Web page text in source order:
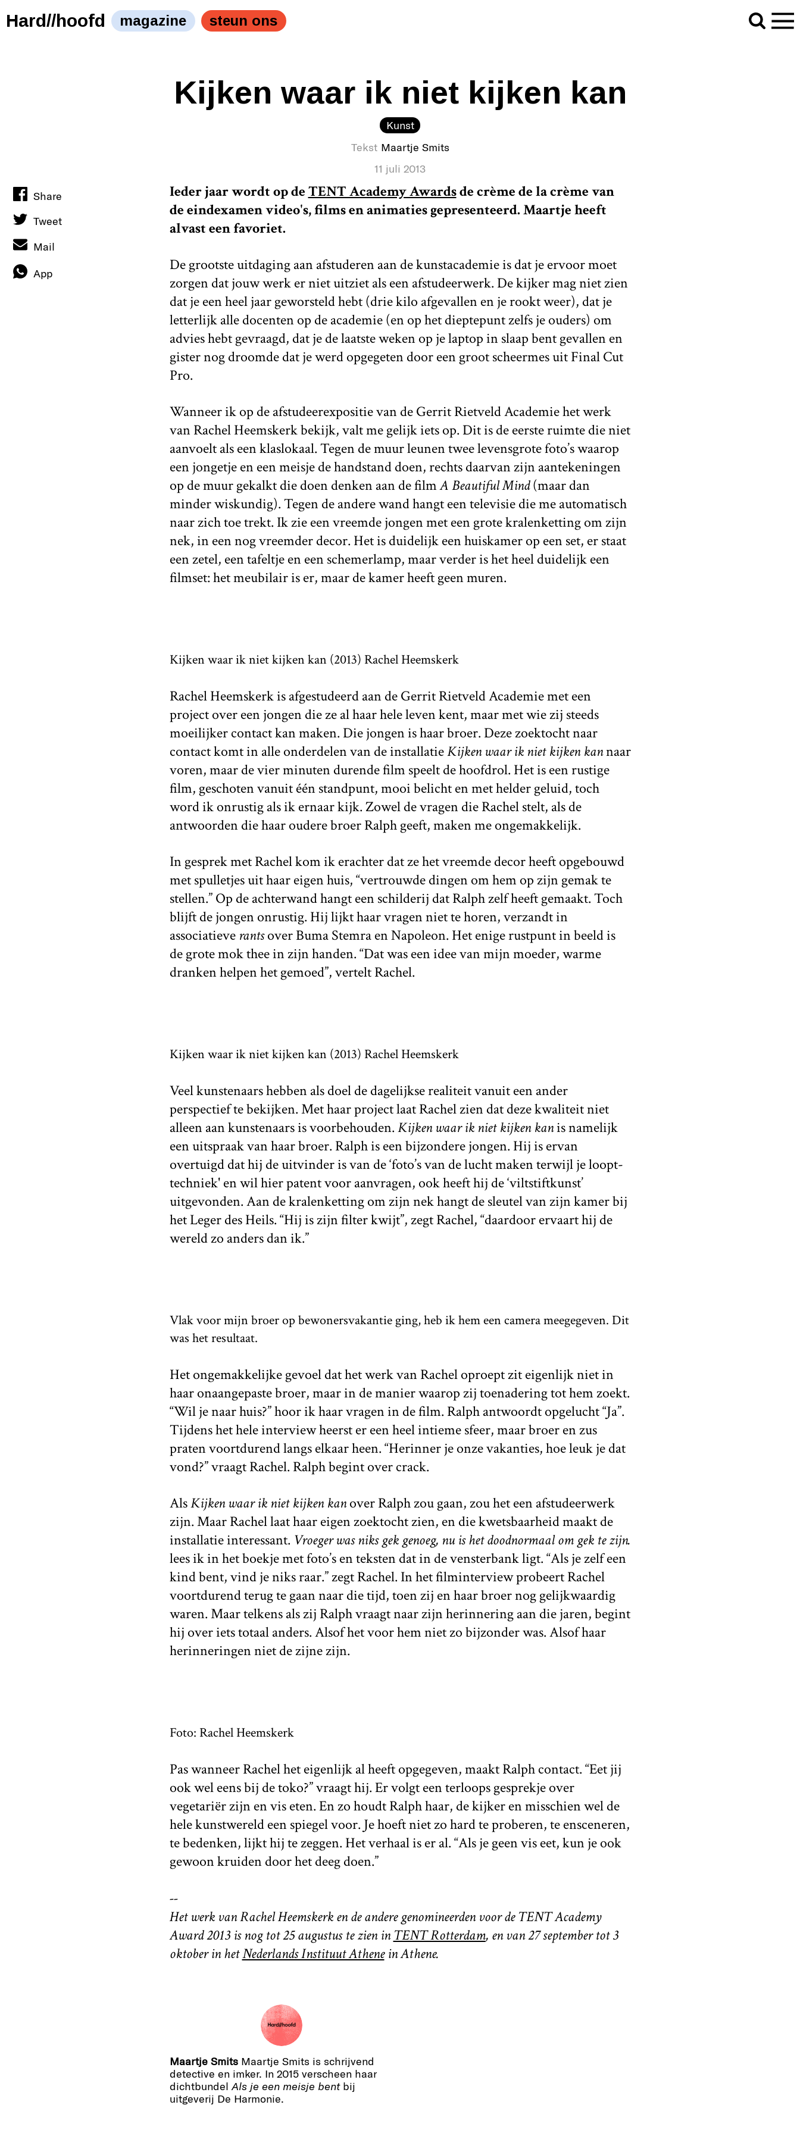
Hard//hoofd magazine steun ons
Kijken waar ik niet kijken kan
Kunst
Tekst Maartje Smits
11 juli 2013
Ieder jaar wordt op deTENT Academy Awardsde crème de la crème van
de eindexamen video's, films en animaties gepresenteerd. Maartje heeft
alvast een favoriet.
De grootste uitdaging aan afstuderen aan de kunstacademie is dat je ervoor moet
zorgen dat jouw werk er niet uitziet als een afstudeerwerk. De kijker mag niet zien
dat je een heel jaar geworsteld hebt (drie kilo afgevallen en je rookt weer), dat je
letterlijk alle docenten op de academie (en op het dieptepunt zelfs je ouders) om
advies hebt gevraagd, dat je de laatste weken op je laptop in slaap bent gevallen en
gister nog droomde dat je werd opgegeten door een groot scheermes uit Final Cut
Pro.
Wanneer ik op de afstudeerexpositie van de Gerrit Rietveld Academie het werk
van Rachel Heemskerk bekijk, valt me gelijk iets op. Dit is de eerste ruimte die niet
aanvoelt als een klaslokaal. Tegen de muur leunen twee levensgrote foto’s waarop
een jongetje en een meisje de handstand doen, rechts daarvan zijn aantekeningen
op de muur gekalkt die doen denken aan de filmA Beautiful Mind(maar dan
minder wiskundig). Tegen de andere wand hangt een televisie die me automatisch
naar zich toe trekt. Ik zie een vreemde jongen met een grote kralenketting om zijn
nek, in een nog vreemder decor. Het is duidelijk een huiskamer op een set, er staat
een zetel, een tafeltje en een schemerlamp, maar verder is het heel duidelijk een
filmset: het meubilair is er, maar de kamer heeft geen muren.
Kijken waar ik niet kijken kan (2013) Rachel Heemskerk
Rachel Heemskerk is afgestudeerd aan de Gerrit Rietveld Academie met een
project over een jongen die ze al haar hele leven kent, maar met wie zij steeds
moeilijker contact kan maken. Die jongen is haar broer. Deze zoektocht naar
contact komt in alle onderdelen van de installatieKijken waar ik niet kijken kannaar
voren, maar de vier minuten durende film speelt de hoofdrol. Het is een rustige
film, geschoten vanuit één standpunt, mooi belicht en met helder geluid, toch
word ik onrustig als ik ernaar kijk. Zowel de vragen die Rachel stelt, als de
antwoorden die haar oudere broer Ralph geeft, maken me ongemakkelijk.
In gesprek met Rachel kom ik erachter dat ze het vreemde decor heeft opgebouwd
met spulletjes uit haar eigen huis, “vertrouwde dingen om hem op zijn gemak te
stellen.” Op de achterwand hangt een schilderij dat Ralph zelf heeft gemaakt. Toch
blijft de jongen onrustig. Hij lijkt haar vragen niet te horen, verzandt in
associatieve rantsover Buma Stemra en Napoleon. Het enige rustpunt in beeld is
de grote mok thee in zijn handen. “Dat was een idee van mijn moeder, warme
dranken helpen het gemoed”, vertelt Rachel.
Kijken waar ik niet kijken kan (2013) Rachel Heemskerk
Veel kunstenaars hebben als doel de dagelijkse realiteit vanuit een ander
perspectief te bekijken. Met haar project laat Rachel zien dat deze kwaliteit niet
alleen aan kunstenaars is voorbehouden.Kijken waar ik niet kijken kanis namelijk
een uitspraak van haar broer. Ralph is een bijzondere jongen. Hij is ervan
overtuigd dat hij de uitvinder is van de ‘foto’s van de lucht maken terwijl je loopt-
techniek' en wil hier patent voor aanvragen, ook heeft hij de ‘viltstiftkunst’
uitgevonden. Aan de kralenketting om zijn nek hangt de sleutel van zijn kamer bij
het Leger des Heils. “Hij is zijn filter kwijt”, zegt Rachel, “daardoor ervaart hij de
wereld zo anders dan ik.”
Vlak voor mijn broer op bewonersvakantie ging, heb ik hem een camera meegegeven. Dit
was het resultaat.
Het ongemakkelijke gevoel dat het werk van Rachel oproept zit eigenlijk niet in
haar onaangepaste broer, maar in de manier waarop zij toenadering tot hem zoekt.
“Wil je naar huis?” hoor ik haar vragen in de film. Ralph antwoordt opgelucht “Ja”.
Tijdens het hele interview heerst er een heel intieme sfeer, maar broer en zus
praten voortdurend langs elkaar heen. “Herinner je onze vakanties, hoe leuk je dat
vond?” vraagt Rachel. Ralph begint over crack.
AlsKijken waar ik niet kijken kanover Ralph zou gaan, zou het een afstudeerwerk
zijn. Maar Rachel laat haar eigen zoektocht zien, en die kwetsbaarheid maakt de
installatie interessant. Vroeger was niks gek genoeg, nu is het doodnormaal om gek te zijn.
lees ik in het boekje met foto’s en teksten dat in de vensterbank ligt. “Als je zelf een
kind bent, vind je niks raar.” zegt Rachel. In het filminterview probeert Rachel
voortdurend terug te gaan naar die tijd, toen zij en haar broer nog gelijkwaardig
waren. Maar telkens als zij Ralph vraagt naar zijn herinnering aan die jaren, begint
hij over iets totaal anders. Alsof het voor hem niet zo bijzonder was. Alsof haar
herinneringen niet de zijne zijn.
Foto: Rachel Heemskerk
Pas wanneer Rachel het eigenlijk al heeft opgegeven, maakt Ralph contact. “Eet jij
ook wel eens bij de toko?” vraagt hij. Er volgt een terloops gesprekje over
vegetariër zijn en vis eten. En zo houdt Ralph haar, de kijker en misschien wel de
hele kunstwereld een spiegel voor. Je hoeft niet zo hard te proberen, te ensceneren,
te bedenken, lijkt hij te zeggen. Het verhaal is er al. “Als je geen vis eet, kun je ook
gewoon kruiden door het deeg doen.”
--
Het werk van Rachel Heemskerk en de andere genomineerden voor de TENT Academy
Award 2013 is nog tot 25 augustus te zien inTENT Rotterdam, en van 27 september tot 3
oktober in hetNederlands Instituut Athenein Athene.
Share
Tweet
Mail
App
Maartje SmitsMaartje Smits is schrijvend
detective en imker. In 2015 verscheen haar
dichtbundel Als je een meisje bentbij
uitgeverij De Harmonie.